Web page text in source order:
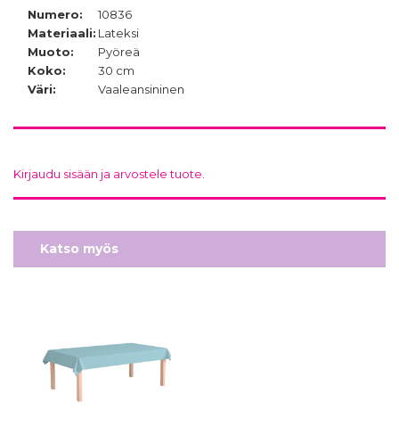
Numero:
10836
Materiaali: Lateksi
Muoto:
Pyöreä
Koko:
30 cm
Väri:
Vaaleansininen
Kirjaudu sisään ja arvostele tuote.
Katso myös